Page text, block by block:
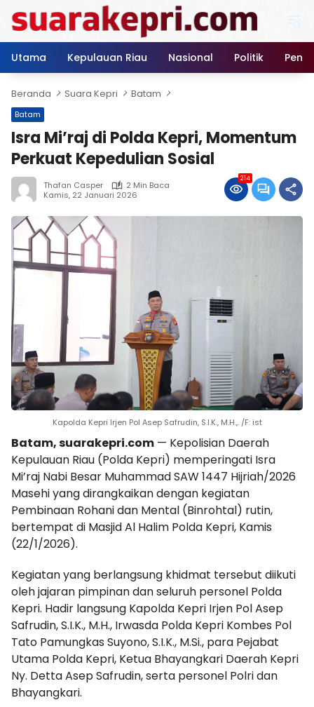
konten
Utama
Kepulauan Riau Nasional Politik
Beranda Suara Kepri Batam
Batam
Isra Mi’raj di Polda Kepri, Momentum
Perkuat Kepedulian Sosial
Thafan Casper
2 Min Baca
Kamis, 22 Januari 2026
214
Kapolda Kepri Irjen Pol Asep Safrudin, S.I.K., M.H.,. /F: ist
Batam, suarakepri.com — Kepolisian Daerah
Kepulauan Riau (Polda Kepri) memperingati Isra
Mi’raj Nabi Besar Muhammad SAW 1447 Hijriah/2026
Masehi yang dirangkaikan dengan kegiatan
Pembinaan Rohani dan Mental (Binrohtal) rutin,
bertempat di Masjid Al Halim Polda Kepri, Kamis
(22/1/2026).
Kegiatan yang berlangsung khidmat tersebut diikuti
oleh jajaran pimpinan dan seluruh personel Polda
Kepri. Hadir langsung Kapolda Kepri Irjen Pol Asep
Safrudin, S.I.K., M.H., Irwasda Polda Kepri Kombes Pol
Tato Pamungkas Suyono, S.I.K., M.Si., para Pejabat
Utama Polda Kepri, Ketua Bhayangkari Daerah Kepri
Ny. Detta Asep Safrudin, serta personel Polri dan
Bhayangkari.